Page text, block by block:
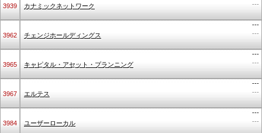
3939 カナミックネットワーク
---
3962 チェンジホールディングス
---
---
3965 キャピタル・アセット・プランニング
---
---
3967 エルテス
---
---
3984 ユーザーローカル
---
---